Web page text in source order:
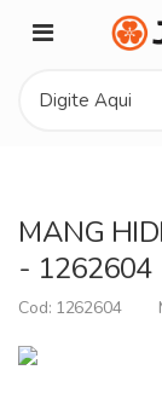
MANG
- 1262604
1262604